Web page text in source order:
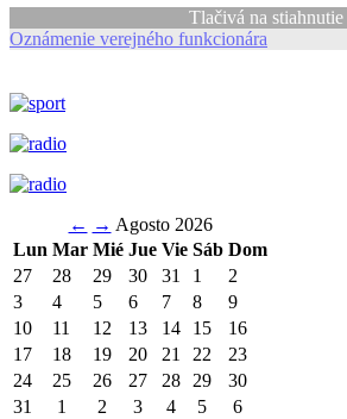
Tlačivá na stiahnutie
Oznámenie verejného funkcionára
← → Agosto 2026
Lun Mar Mié Jue Vie Sáb Dom
27
28 29 30 31 1
2
3
4 5 6 7 8
9
10
11 12 13 14 15
16
17
18 19 20 21 22
23
24
25 26 27 28 29
30
31
1 2 3 4 5
6